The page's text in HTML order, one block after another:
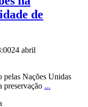
de
24 abril
Nações Unidas
preservação ...